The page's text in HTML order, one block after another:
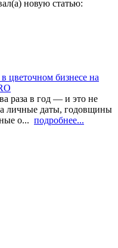
новую статью:
цветочном бизнесе на
раза в год — и это не
а личные даты, годовщины
о... подробнее...